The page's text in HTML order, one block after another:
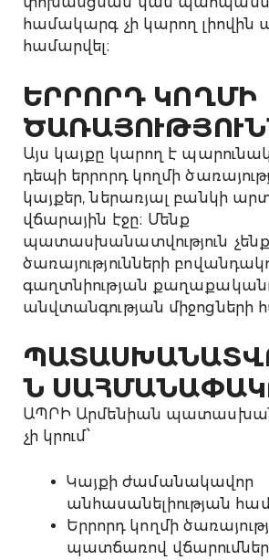
համակարգ չի կարող
համարվել։
ԵՐՐՈՐԴ ԿՈՂՄԻ
Այս կայքը կարող է
դեպի երրորդ կողմի
կայքեր, ներառյալ բանկի
վճարային էջը։ Մենք
պատասխանատվություն չենք
ծառայությունների
գաղտնիության
անվտանգության միջոցների
Ն
ԱՊՐԻ Արմենիան
չի կրում՝
Կայքի ժամանակավոր
անհասանելիության
Երրորդ կողմի
պատճառով